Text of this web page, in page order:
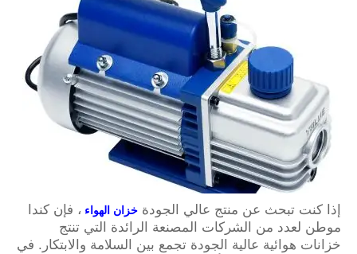
إذا كنت تبحث عن منتج عالي الجودة خزان الهواء ، فإن كندا
موطن لعدد من الشركات المصنعة الرائدة التي تنتج
خزانات هوائية عالية الجودة تجمع بين السلامة والابتكار. في